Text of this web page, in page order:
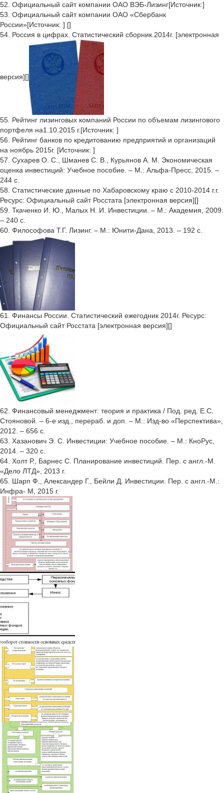
52. Официальный сайт компании ОАО ВЭБ-Лизинг[Источник:]
53. Официальный сайт компании ОАО «Сбербанк
России»[Источник: ] []
54. Россия в цифрах. Статистический сборник.2014г. [электронная
версия][]
55. Рейтинг лизинговых компаний России по объемам лизингового
портфеля на1.10.2015 г.[Источник: ]
56. Рейтинг банков по кредитованию предприятий и организаций
на ноябрь 2015г. [Источник: ]
57. Сухарев О. С., Шманев С. В., Курьянов А. М. Экономическая
оценка инвестиций: Учебное пособие. – М.: Альфа-Пресс, 2015. –
244 с.
58. Статистические данные по Хабаровскому краю с 2010-2014 г.г.
Ресурс: Официальный сайт Росстата [электронная версия][]
59. Ткаченко И. Ю., Малых Н. И. Инвестиции. – М.: Академия, 2009.
– 240 с.
60. Философова Т.Г. Лизинг. – М.: Юнити-Дана, 2013. – 192 с.
61. Финансы России. Статистический ежегодник 2014г. Ресурс:
Официальный сайт Росстата [электронная версия][]
62. Финансовый менеджмент: теория и практика / Под. ред. Е.С.
Стояновой. – 6-е изд., перераб. и доп. – М.: Изд-во «Перспектива»,
2012. – 656 с.
63. Хазанович Э. С. Инвестиции: Учебное пособие. – М.: КноРус,
2014. – 320 с.
64. Холт Р., Барнес С. Планирование инвестиций. Пер. с англ.-М.
«Дело ЛТД», 2013 г.
65. Шарп Ф., Александер Г., Бейли Д. Инвестиции. Пер. с англ.-М.:
Инфра- М, 2015 г.